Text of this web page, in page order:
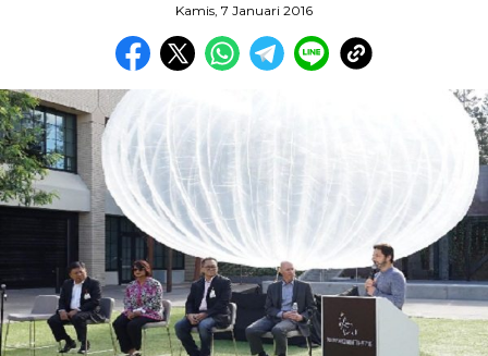
Kamis, 7 Januari 2016